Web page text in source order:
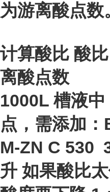
为游离酸点数
计算酸比 酸
离酸点数
1000L 槽液
点，需添加
M-ZN C 530
升 如果酸比